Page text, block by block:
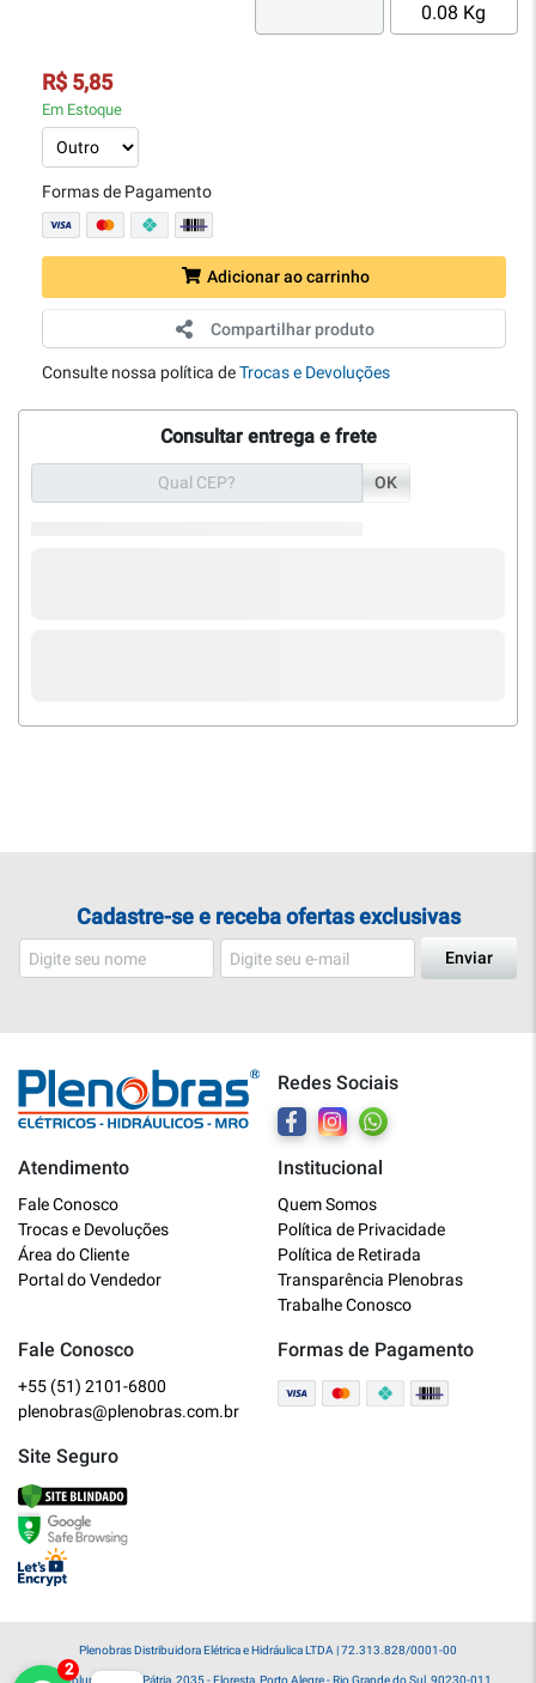
0.08 Kg
R$ 5,85
Em Estoque
Formas de Pagamento
Adicionar ao carrinho
Compartilhar produto
Consulte nossa política deTrocas e Devoluções
Consultar entrega e frete
OK
Cadastre-se e receba ofertas exclusivas
Enviar
Redes Sociais
Atendimento
Fale Conosco
Trocas e Devoluções
Área do Cliente
Portal do Vendedor
Institucional
Quem Somos
Política de Privacidade
Política de Retirada
Transparência Plenobras
Trabalhe Conosco
Fale Conosco
+55 (51) 2101-6800
plenobras@plenobras.com.br
Formas de Pagamento
Site Seguro
Plenobras Distribuidora Elétrica e Hidráulica LTDA | 72.313.828/0001-00
Av. Voluntários da Pátria, 2035 - Floresta, Porto Alegre - Rio Grande do Sul, 90230-011
Online
Bem vindo a Plenobras! Aqui você
encontra toda a linha de materiais
O que você deseja?